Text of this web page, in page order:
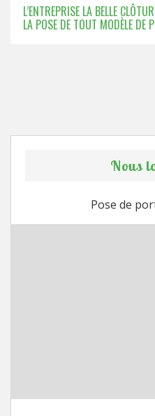
L’ENTREPRISE LA BELLE
LA POSE DE TOUT MODÈLE DE
Nous
Pose de